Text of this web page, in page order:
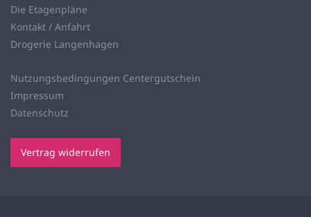
Die Etagenpläne
Kontakt / Anfahrt
Drogerie Langenhagen
Nutzungsbedingungen Centergutschein
Impressum
Datenschutz
Vertrag widerrufen